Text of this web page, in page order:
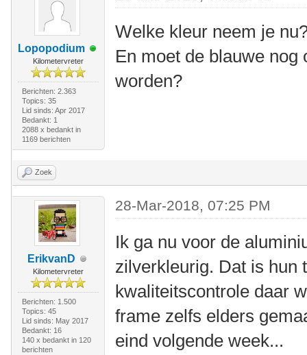
Lopopodium
Kilometervreter
Berichten: 2.363
Topics: 35
Lid sinds: Apr 2017
Bedankt: 1
2088 x bedankt in
1169 berichten
Welke kleur neem je
En moet de blauwe
worden?
Zoek
ErikvanD
Kilometervreter
Berichten: 1.500
Topics: 45
Lid sinds: May 2017
Bedankt: 16
140 x bedankt in 120
berichten
28-Mar-2018, 07:25 PM
Ik ga nu voor de
zilverkleurig. Dat is hun
kwaliteitscontrole daar
frame zelfs elders
eind volgende week...